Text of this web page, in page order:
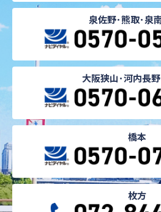
泉佐野･熊取･泉
大阪狭山･河内長
橋本
枚方